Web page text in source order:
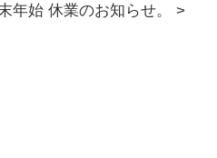
年始 休業のお知らせ。 >